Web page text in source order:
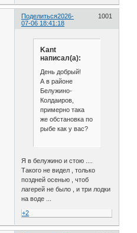
Поделиться 1001
2026-
07-06 18:41:18
Kant
написал(а):
День добрый!
А в районе
Белужино-
Колдаиров,
примерно така
же обстановка по
рыбе как у вас?
Я в белужино и стою ....
Такого не видел , только
поздней осенью , чтоб
лагерей не было , и три лодки
на воде ...
+2